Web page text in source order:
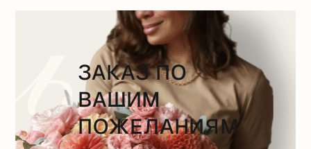
ЗАКАЗ ПО
ВАШИМ
ПОЖЕЛАНИЯМ